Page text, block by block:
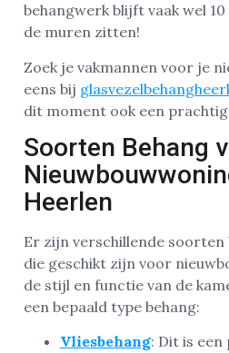
behangwerk blijft vaak wel
de muren zitten!
Zoek je vakmannen voor je
eens bij
dit moment ook een
Soorten Behang
Heerlen
Er zijn verschillende soorten
die geschikt zijn voor
de stijl en functie van de
een bepaald type behang:
Vliesbehang: Dit is